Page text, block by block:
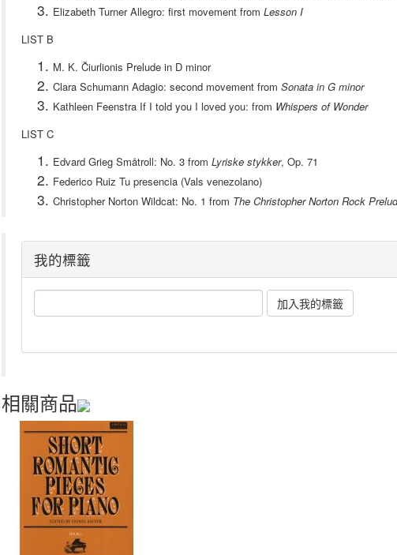
Elizabeth Turner Allegro: first movement from Lesson I
LIST B
M. K. Čiurlionis Prelude in D minor
Clara Schumann Adagio: second movement from Sonata in G minor
Kathleen Feenstra If I told you I loved you: from Whispers of Wonder
LIST C
Edvard Grieg Småtroll: No. 3 from Lyriske stykker, Op. 71
Federico Ruiz Tu presencia (Vals venezolano)
Christopher Norton Wildcat: No. 1 from The Christopher Norton Rock
我的標籤
相關商品